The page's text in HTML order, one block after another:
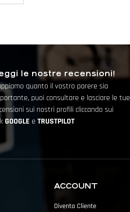
le nostre recensioni!
quanto il vostro parere sia
puoi consultare e lasciare le tue
sui nostri profili cliccando sui
GOOGLE e TRUSTPILOT
ACCOUNT
Diventa Cliente